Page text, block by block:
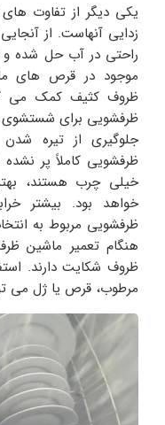
یکی دیگر از تفاوت
زدایی آنهاست. از
راحتی در آب حل شده و
موجود در قرص های
ظروف کثیف کمک می
ظرفشویی برای شستشوی
جلوگیری از تیره
ظرفشویی کاملاً پر
خیلی چرب هستند،
خواهد بود. بیشتر
ظرفشویی مربوط به
هنگام تعمیر ماشین
ظروف شکایت دارند.
مرطوب، قرص یا ژل می